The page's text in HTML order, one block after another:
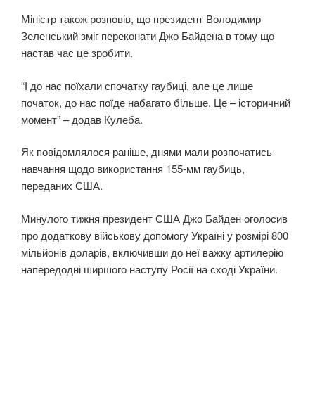
Міністр також розповів, що президент Володимир
Зеленський зміг переконати Джо Байдена в тому що
настав час це зробити.
“І до нас поїхали спочатку гаубиці, але це лише
початок, до нас поїде набагато більше. Це – історичний
момент” – додав Кулеба.
Як повідомлялося раніше, днями мали розпочатись
навчання щодо використання 155-мм гаубиць,
переданих США.
Минулого тижня президент США Джо Байден оголосив
про додаткову військову допомогу Україні у розмірі 800
мільйонів доларів, включивши до неї важку артилерію
напередодні ширшого наступу Росії на сході України.